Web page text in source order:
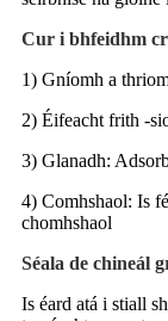
Cur i bhfeidhm
1) Gníomh a
2) Éifeacht frith -
3) Glanadh:
4) Comhshaol: Is
chomhshaol
Séala de chineál
Is éard atá i stiall